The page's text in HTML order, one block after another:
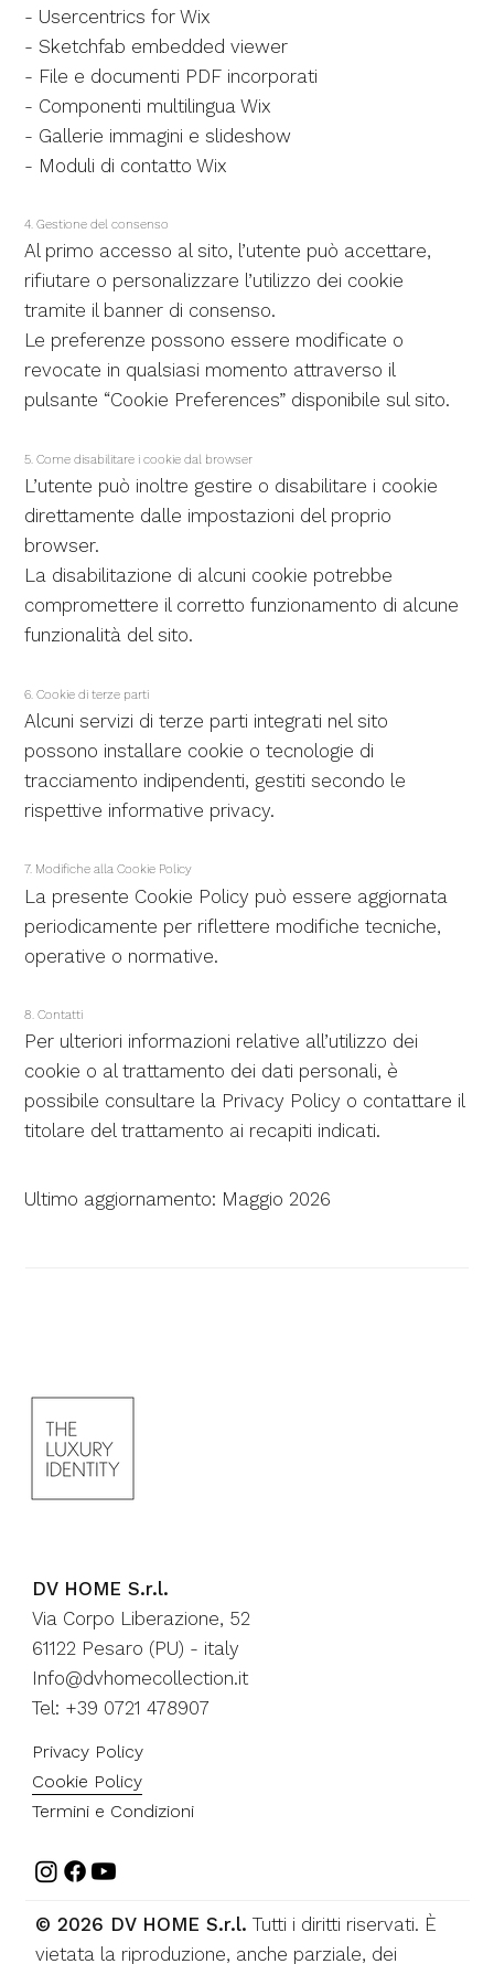
- Usercentrics for Wix
- Sketchfab embedded viewer
- File e documenti PDF incorporati
- Componenti multilingua Wix
- Gallerie immagini e slideshow
- Moduli di contatto Wix
4. Gestione del consenso
Al primo accesso al sito, l’utente può accettare,
rifiutare o personalizzare l’utilizzo dei cookie
tramite il banner di consenso.
Le preferenze possono essere modificate o
revocate in qualsiasi momento attraverso il
pulsante “Cookie Preferences” disponibile sul sito.
5. Come disabilitare i cookie dal browser
L’utente può inoltre gestire o disabilitare i cookie
direttamente dalle impostazioni del proprio
browser.
La disabilitazione di alcuni cookie potrebbe
compromettere il corretto funzionamento di alcune
funzionalità del sito.
6. Cookie di terze parti
Alcuni servizi di terze parti integrati nel sito
possono installare cookie o tecnologie di
tracciamento indipendenti, gestiti secondo le
rispettive informative privacy.
7. Modifiche alla Cookie Policy
La presente Cookie Policy può essere aggiornata
periodicamente per riflettere modifiche tecniche,
operative o normative.
8. Contatti
Per ulteriori informazioni relative all’utilizzo dei
cookie o al trattamento dei dati personali, è
possibile consultare la Privacy Policy o contattare il
titolare del trattamento ai recapiti indicati.
Ultimo aggiornamento: Maggio 2026
DV HOME S.r.l.
Via Corpo Liberazione, 52
61122 Pesaro (PU) - italy
Info@dvhomecollection.it
Tel: +39 0721 478907
Privacy Policy
Cookie Policy
Termini e Condizioni
© 2026 DV HOME S.r.l. Tutti i diritti riservati. È
vietata la riproduzione, anche parziale, dei